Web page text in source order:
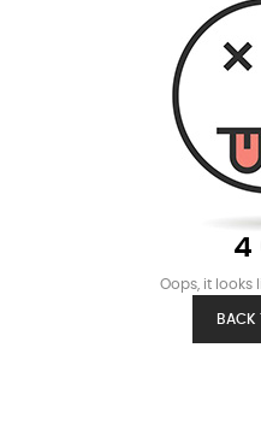
4
Oops, it looks
BACK